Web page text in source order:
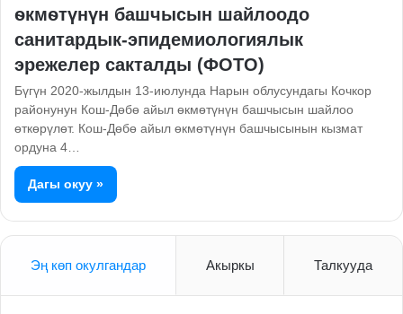
ѳкмѳтүнүн башчысын шайлоодо
санитардык-эпидемиологиялык
эрежелер сакталды (ФОТО)
Бүгүн 2020-жылдын 13-июлунда Нарын облусундагы Кочкор
районунун Кош-Дөбө айыл ѳкмѳтүнүн башчысын шайлоо
ѳткѳрүлѳт. Кош-Дөбө айыл ѳкмѳтүнүн башчысынын кызмат
ордуна 4…
Дагы окуу »
Эң көп окулгандар Акыркы Талкууда